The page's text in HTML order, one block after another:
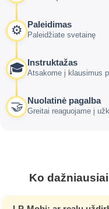
⚙️ Paleidimas
Paleidžiate svetainę
🎓 Instruktažas
Atsakome į klausimus
🤝 Nuolatinė pagalba
Greitai reaguojame į
Ko